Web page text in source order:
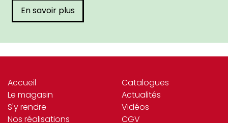
En savoir plus
Accueil
Le magasin
S'y rendre
Nos réalisations
Catalogues
Actualités
Vidéos
CGV